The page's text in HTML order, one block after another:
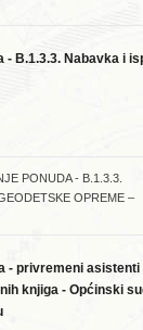
- B.1.3.3. Nabavka i
PONUDA - B.1.3.3.
OPREME –
- privremeni
knjiga - Općinski